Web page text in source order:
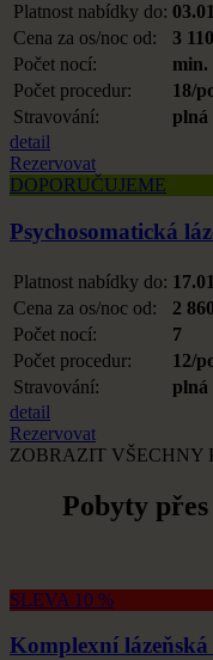
Platnost nabídky do:
Cena za os/noc od:
3
Počet nocí:
min.
Počet procedur:
18/
Stravování:
plná
detail
Rezervovat
DOPORUČUJEME
Psychosomatická
Platnost nabídky do:
Cena za os/noc od:
2
Počet nocí:
7
Počet procedur:
12/
Stravování:
plná
detail
Rezervovat
ZOBRAZIT VŠECHNY
Pobyty
SLEVA 10 %
Komplexní lázeňská